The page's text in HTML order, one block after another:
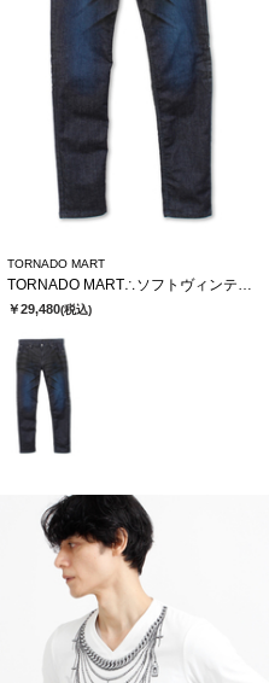
TORNADO MART
TORNADO MART∴ソフトヴィンテージスリムデニム
￥29,480(税込)